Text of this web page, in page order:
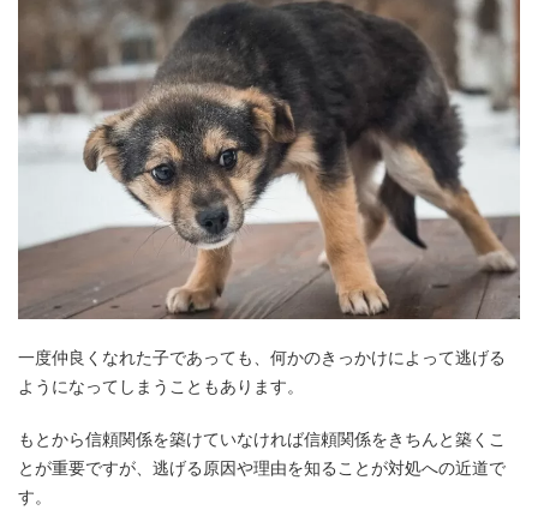
一度仲良くなれた子であっても、何かのきっかけによって逃げる
ようになってしまうこともあります。
もとから信頼関係を築けていなければ信頼関係をきちんと築くこ
とが重要ですが、逃げる原因や理由を知ることが対処への近道で
す。